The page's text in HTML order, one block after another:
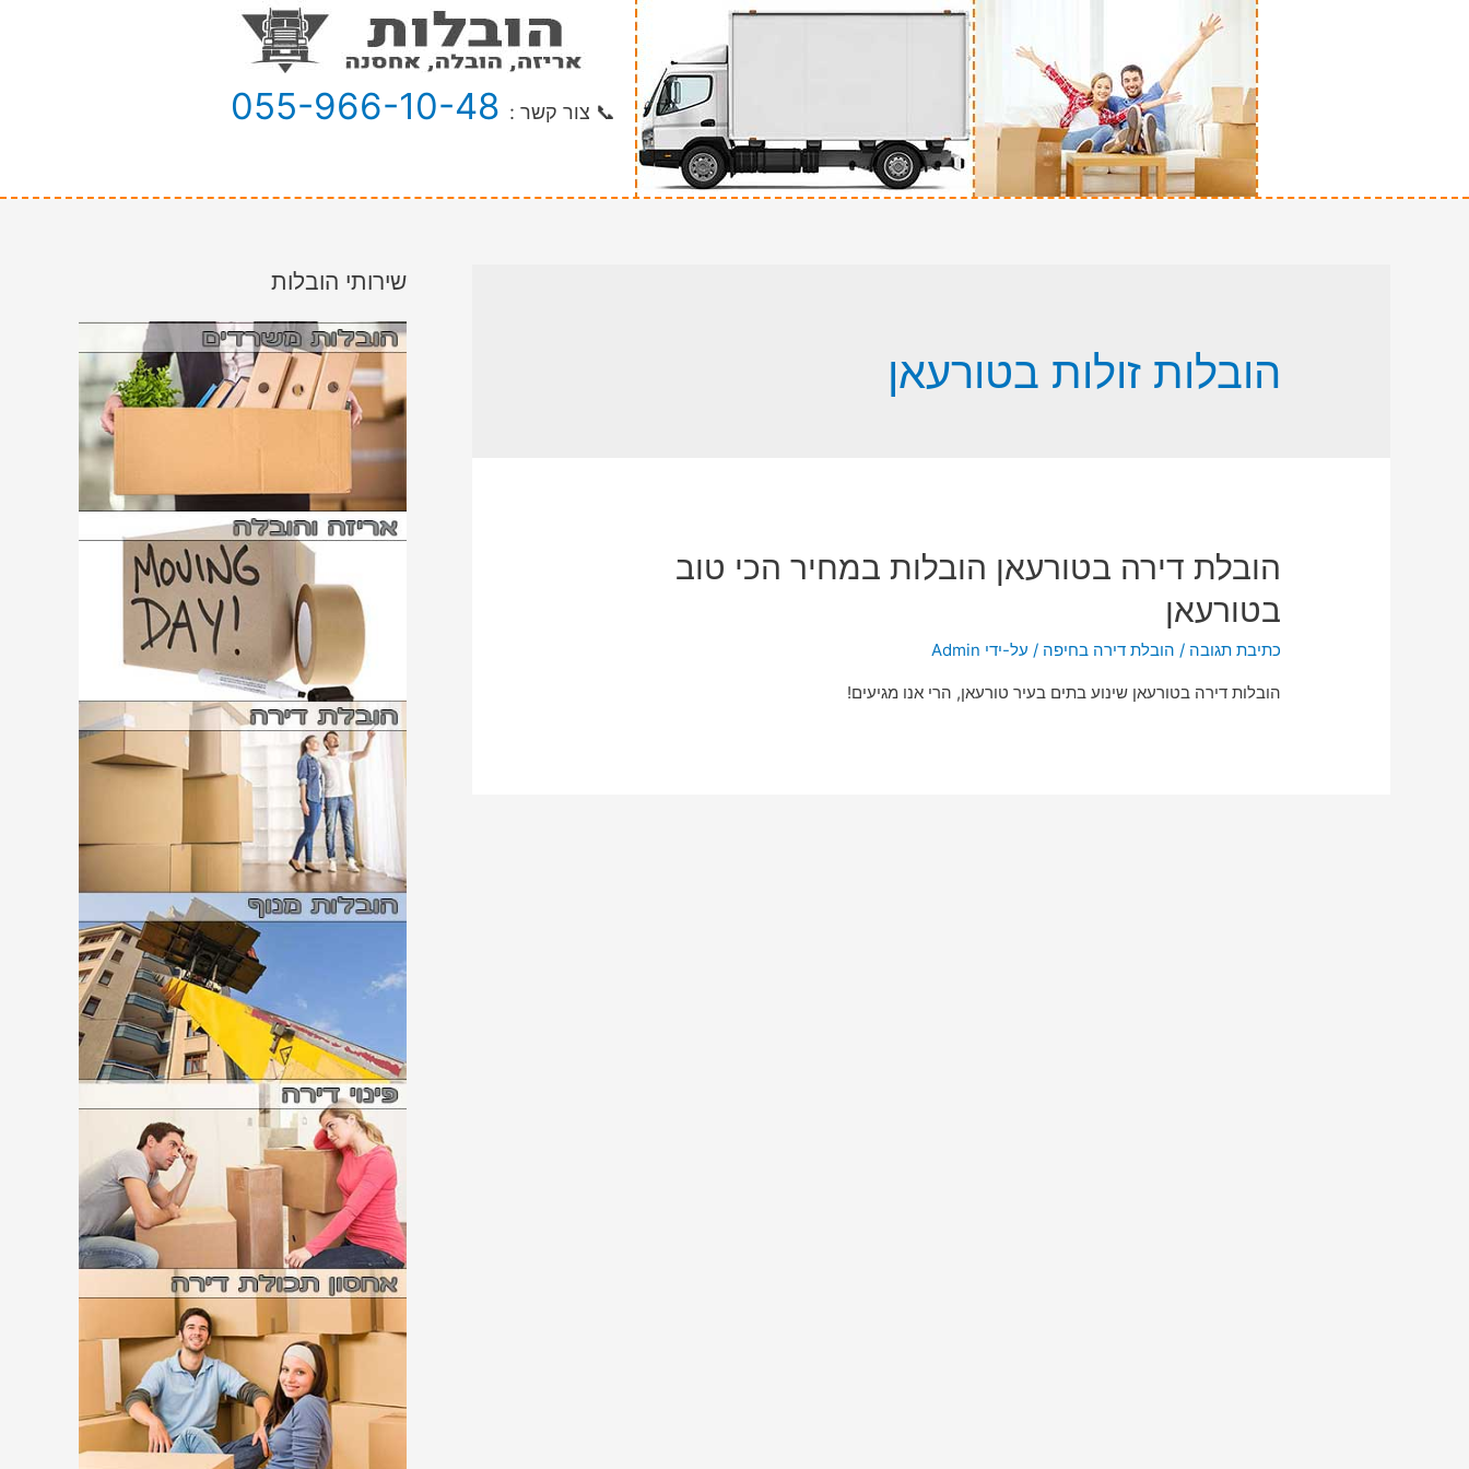
📞 צור קשר : 055-966-10-48
הובלות זולות בטורעאן
הובלת דירה בטורעאן הובלות במחיר הכי טוב
בטורעאן
כתיבת תגובה / הובלת דירה בחיפה / על-ידי Admin
הובלות דירה בטורעאן שינוע בתים בעיר טורעאן, הרי אנו מגיעים!
שירותי הובלות